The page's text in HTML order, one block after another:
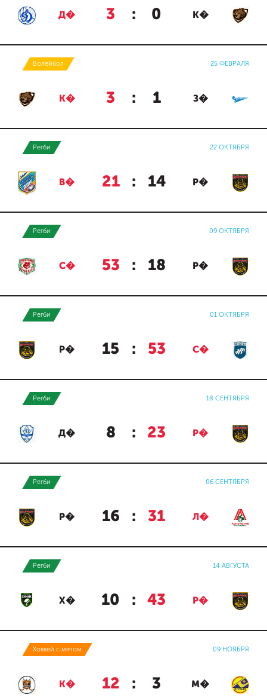
Д� 3 : 0 К�
Волейбол 25 ФЕВРАЛЯ
К� 3 : 1 З�
Регби 22 ОКТЯБРЯ
В� 21 : 14 Р�
Регби 09 ОКТЯБРЯ
С� 53 : 18 Р�
Регби 01 ОКТЯБРЯ
Р� 15 : 53 С�
Регби 18 СЕНТЯБРЯ
Д� 8 : 23 Р�
Регби 06 СЕНТЯБРЯ
Р� 16 : 31 Л�
Регби 14 АВГУСТА
Х� 10 : 43 Р�
Хоккей с мячом 09 НОЯБРЯ
К� 12 : 3 М�